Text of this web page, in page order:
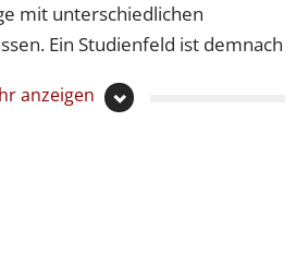
mit unterschiedlichen
Ein Studienfeld ist demnach
zusammengefasst
anzeigen